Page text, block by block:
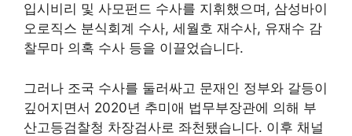
입시비리 및 사모펀드 수사를 지휘했으며, 삼성바이
오로직스 분식회계 수사, 세월호 재수사, 유재수 감
찰무마 의혹 수사 등을 이끌었습니다.
그러나 조국 수사를 둘러싸고 문재인 정부와 갈등이
깊어지면서 2020년 추미애 법무부장관에 의해 부
산고등검찰청 차장검사로 좌천됐습니다. 이후 채널